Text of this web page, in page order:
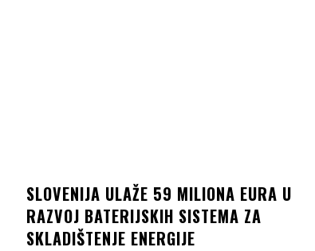
SLOVENIJA ULAŽE 59 MILIONA EURA U
RAZVOJ BATERIJSKIH SISTEMA ZA
SKLADIŠTENJE ENERGIJE